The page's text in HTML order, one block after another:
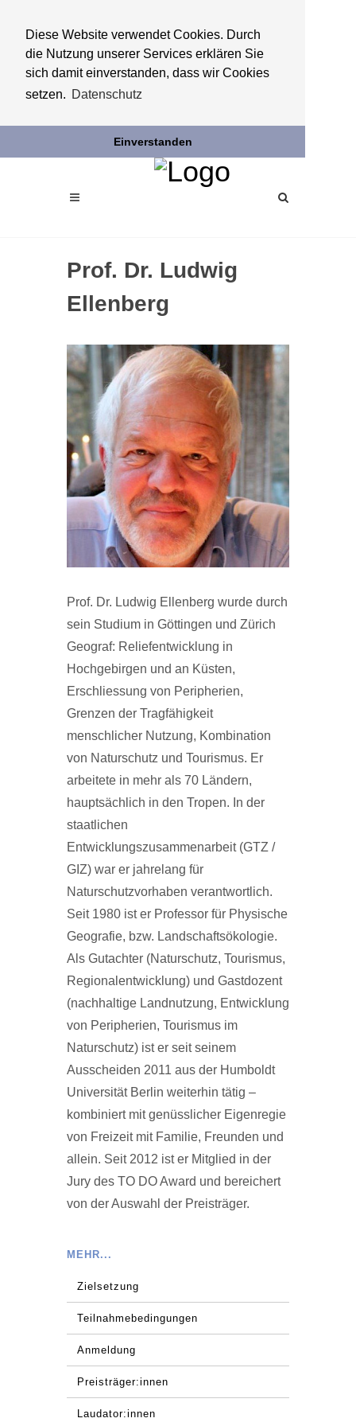
Diese Website verwendet Cookies. Durch
die Nutzung unserer Services erklären Sie
sich damit einverstanden, dass wir Cookies
setzen. Datenschutz
Einverstanden
Prof. Dr. Ludwig
Ellenberg
Prof. Dr. Ludwig Ellenberg wurde durch
sein Studium in Göttingen und Zürich
Geograf: Reliefentwicklung in
Hochgebirgen und an Küsten,
Erschliessung von Peripherien,
Grenzen der Tragfähigkeit
menschlicher Nutzung, Kombination
von Naturschutz und Tourismus. Er
arbeitete in mehr als 70 Ländern,
hauptsächlich in den Tropen. In der
staatlichen
Entwicklungszusammenarbeit (GTZ /
GIZ) war er jahrelang für
Naturschutzvorhaben verantwortlich.
Seit 1980 ist er Professor für Physische
Geografie, bzw. Landschaftsökologie.
Als Gutachter (Naturschutz, Tourismus,
Regionalentwicklung) und Gastdozent
(nachhaltige Landnutzung, Entwicklung
von Peripherien, Tourismus im
Naturschutz) ist er seit seinem
Ausscheiden 2011 aus der Humboldt
Universität Berlin weiterhin tätig –
kombiniert mit genüsslicher Eigenregie
von Freizeit mit Familie, Freunden und
allein. Seit 2012 ist er Mitglied in der
Jury des TO DO Award und bereichert
von der Auswahl der Preisträger.
MEHR...
Zielsetzung
Teilnahmebedingungen
Anmeldung
Preisträger:innen
Laudator:innen